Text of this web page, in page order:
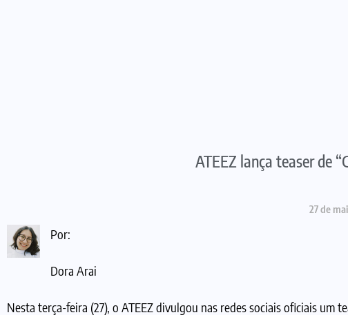
ATEEZ lança teaser de
27 de
Por:
Dora Arai
Nesta terça-feira (27), o ATEEZ divulgou nas redes sociais oficiais um